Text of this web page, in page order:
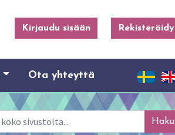
Kirjaudu sisään Rekisteröidy
Ota yhteyttä